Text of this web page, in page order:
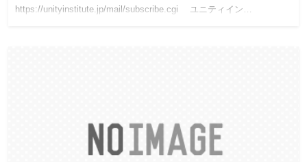
https://unityinstitute.jp/mail/subscribe.cgi ユニティイン…